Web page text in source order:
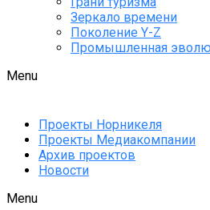
Зеркало времени
Поколение Y-Z
Промышленная
Menu
Проекты Норникеля
Проекты Медиакомпании
Архив проектов
Новости
Menu